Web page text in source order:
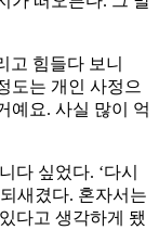
고 힘들다 보니
도는 개인 사정으
예요. 사실 많이 억
다 싶었다. ‘다시
새겼다. 혼자서는
다고 생각하게 됐